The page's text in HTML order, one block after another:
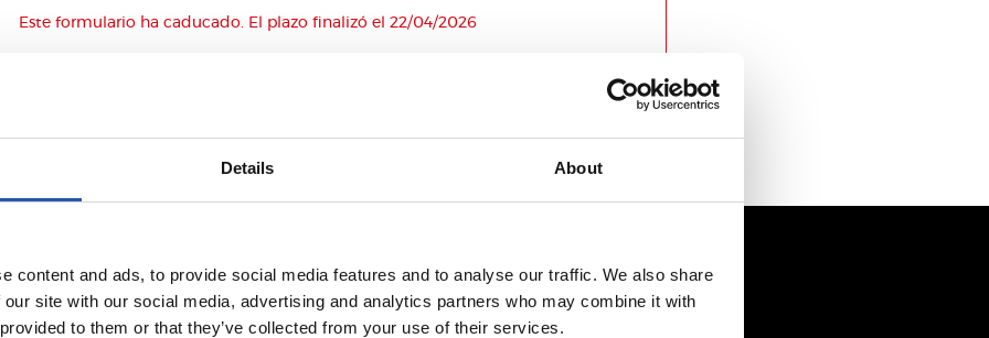
Details About
content and ads, to provide social media features and to analyse our traffic. We also share
site with our social media, advertising and analytics partners who may combine it with
to them or that they’ve collected from your use of their services.
Este formulario ha caducado. El plazo finalizó el 22/04/2026